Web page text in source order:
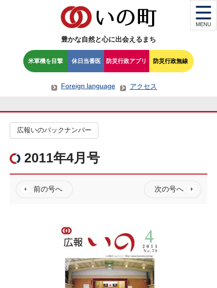
豊かな自然と心に出会えるまち
米軍機を目撃 休日当番医 防災行政アプリ 防災行政無線
Foreign language アクセス
MENU
広報いのバックナンバー
2011年4月号
前の号へ 次の号へ